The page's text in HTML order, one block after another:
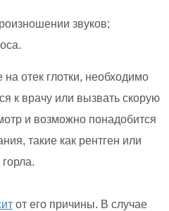
звуков;
отек глотки, необходимо
к врачу или вызвать скорую
и возможно понадобится
такие как рентген или
от его причины. В случае